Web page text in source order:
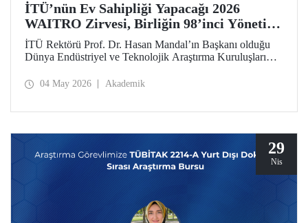
İTÜ’nün Ev Sahipliği Yapacağı 2026
WAITRO Zirvesi, Birliğin 98’inci Yönetim
Kurulu Toplantısı’nda Ele Alındı
İTÜ Rektörü Prof. Dr. Hasan Mandal’ın Başkanı olduğu
Dünya Endüstriyel ve Teknolojik Araştırma Kuruluşları
yapıldı. Köln’deki toplantının gündem başlıkları arasında
04 May 2026 Akademik
29
Nis